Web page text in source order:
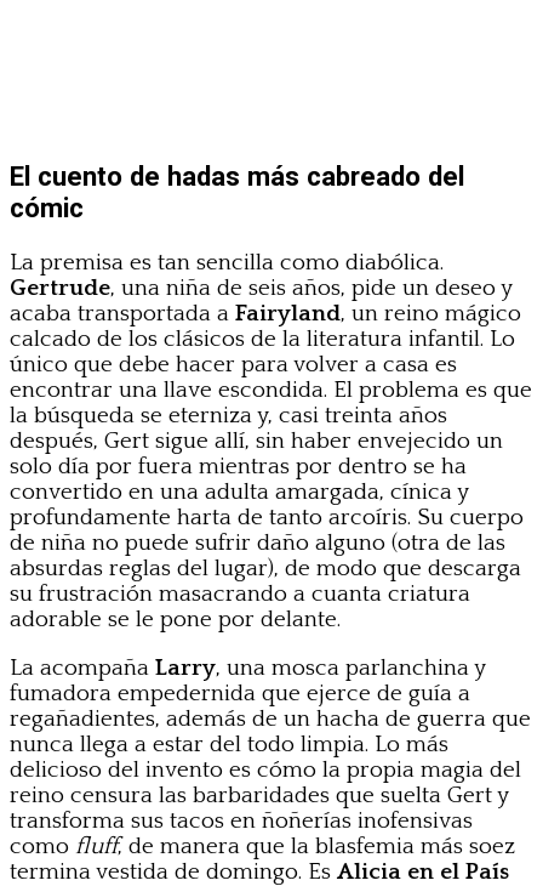
El cuento de hadas más cabreado del
cómic
La premisa es tan sencilla como diabólica.
Gertrude, una niña de seis años, pide un deseo y
acaba transportada a Fairyland, un reino mágico
calcado de los clásicos de la literatura infantil. Lo
único que debe hacer para volver a casa es
encontrar una llave escondida. El problema es que
la búsqueda se eterniza y, casi treinta años
después, Gert sigue allí, sin haber envejecido un
solo día por fuera mientras por dentro se ha
convertido en una adulta amargada, cínica y
profundamente harta de tanto arcoíris. Su cuerpo
de niña no puede sufrir daño alguno (otra de las
absurdas reglas del lugar), de modo que descarga
su frustración masacrando a cuanta criatura
adorable se le pone por delante.
La acompaña Larry, una mosca parlanchina y
fumadora empedernida que ejerce de guía a
regañadientes, además de un hacha de guerra que
nunca llega a estar del todo limpia. Lo más
delicioso del invento es cómo la propia magia del
reino censura las barbaridades que suelta Gert y
transforma sus tacos en ñoñerías inofensivas
como fluff, de manera que la blasfemia más soez
termina vestida de domingo. Es Alicia en el País